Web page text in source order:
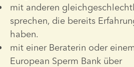
mit anderen
sprechen, die bereits
haben.
mit einer Beraterin oder
European Sperm Bank über